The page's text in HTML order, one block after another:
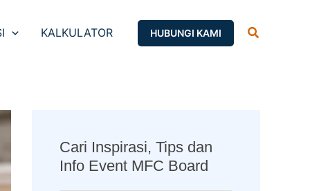
KALKULATOR HUBUNGI KAMI Search
Cari Inspirasi, Tips dan
Info Event MFC Board